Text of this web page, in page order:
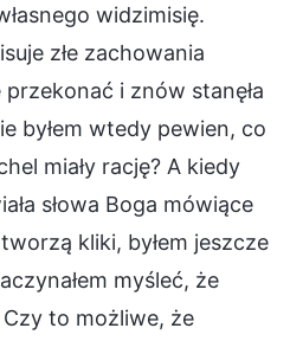
widzimisię.
złe zachowania
przekonać i znów stanęła
byłem wtedy pewien, co
miały rację? A kiedy
słowa Boga mówiące
kliki, byłem jeszcze
myśleć, że
Czy to możliwe, że